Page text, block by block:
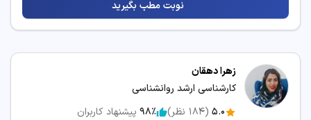
زمان انتظار و نزدیک‌ترین وقت آزاد برای رزرو نوبت
سرویس‌های مرتبط:
مشاوره آنلاین مشاوره قبل ازدواج
نوبت مطب بگیرید
زهرا دهقان
کارشناسی ارشد روانشناسی
5.0
(
184 نظر) 98٪ پیشنهاد کاربران